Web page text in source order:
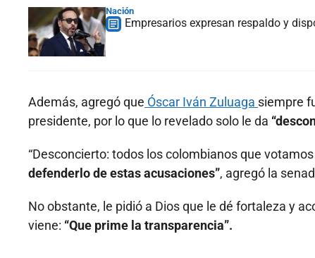
Nación
Empresarios expresan respaldo y
Además, agregó que Óscar Iván Zuluaga siempre
presidente, por lo que lo revelado solo le da
“Desconcierto: todos los colombianos que
defenderlo de estas acusaciones”, agregó la
No obstante, le pidió a Dios que le dé fortaleza y
viene: “Que prime la transparencia”.